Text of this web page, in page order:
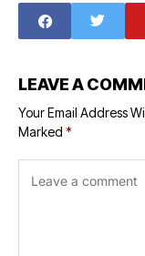
the local
people
against
the
LEAVE A
Your Email Address
Marked *